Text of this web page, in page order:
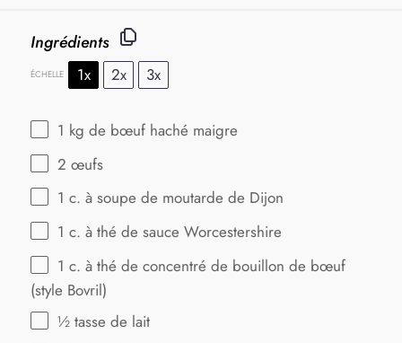
Ingrédients
ÉCHELLE 1x 2x 3x
1 kg de bœuf haché maigre
2 œufs
1 c. à soupe de moutarde de Dijon
1 c. à thé de sauce Worcestershire
1 c. à thé de concentré de bouillon de bœuf
(style Bovril)
½ tasse de lait